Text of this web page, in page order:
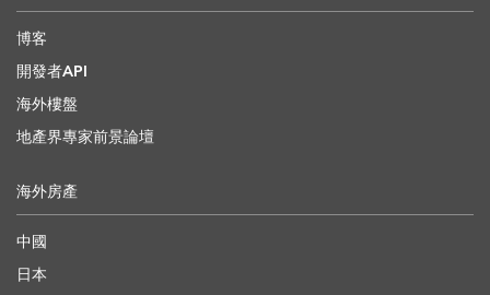
博客
開發者API
海外樓盤
地產界專家前景論壇
海外房產
中國
日本